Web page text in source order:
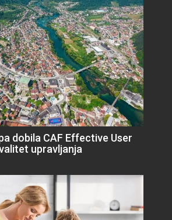
dobila CAF Effective User
upravljanja